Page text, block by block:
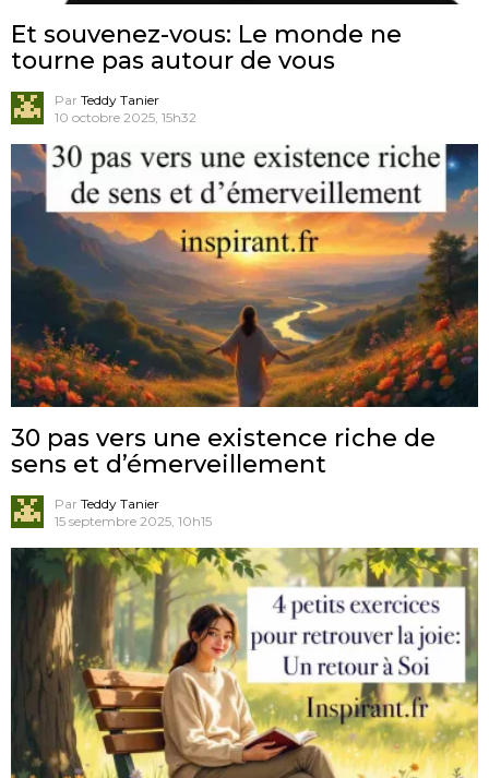
Et souvenez-vous: Le monde ne
tourne pas autour de vous
Par Teddy Tanier
10 octobre 2025, 15h32
30 pas vers une existence riche de
sens et d’émerveillement
Par Teddy Tanier
15 septembre 2025, 10h15